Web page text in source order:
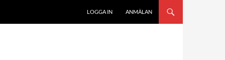
LOGGA IN ANMÄLAN